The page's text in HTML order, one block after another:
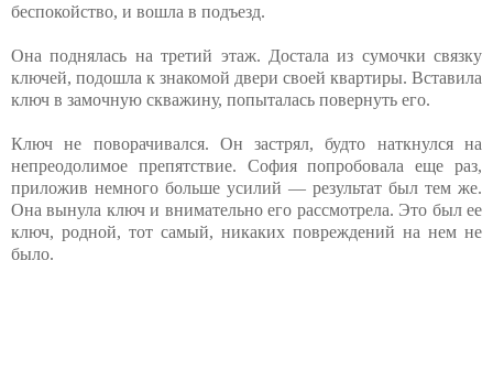
беспокойство, и вошла в подъезд.
Она поднялась на третий этаж. Достала из сумочки связку
ключей, подошла к знакомой двери своей квартиры. Вставила
ключ в замочную скважину, попыталась повернуть его.
Ключ не поворачивался. Он застрял, будто наткнулся на
непреодолимое препятствие. София попробовала еще раз,
приложив немного больше усилий — результат был тем же.
Она вынула ключ и внимательно его рассмотрела. Это был ее
ключ, родной, тот самый, никаких повреждений на нем не
было.